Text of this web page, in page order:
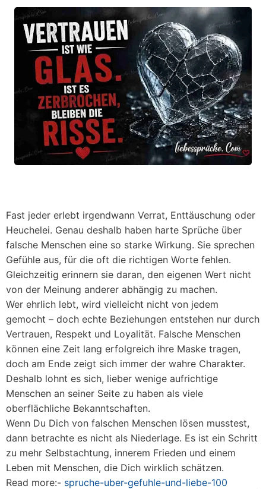
Fast jeder erlebt irgendwann Verrat, Enttäuschung oder
Heuchelei. Genau deshalb haben harte Sprüche über
falsche Menschen eine so starke Wirkung. Sie sprechen
Gefühle aus, für die oft die richtigen Worte fehlen.
Gleichzeitig erinnern sie daran, den eigenen Wert nicht
von der Meinung anderer abhängig zu machen.
Wer ehrlich lebt, wird vielleicht nicht von jedem
gemocht – doch echte Beziehungen entstehen nur durch
Vertrauen, Respekt und Loyalität. Falsche Menschen
können eine Zeit lang erfolgreich ihre Maske tragen,
doch am Ende zeigt sich immer der wahre Charakter.
Deshalb lohnt es sich, lieber wenige aufrichtige
Menschen an seiner Seite zu haben als viele
oberflächliche Bekanntschaften.
Wenn Du Dich von falschen Menschen lösen musstest,
dann betrachte es nicht als Niederlage. Es ist ein Schritt
zu mehr Selbstachtung, innerem Frieden und einem
Leben mit Menschen, die Dich wirklich schätzen.
Read more:- spruche-uber-gefuhle-und-liebe-100